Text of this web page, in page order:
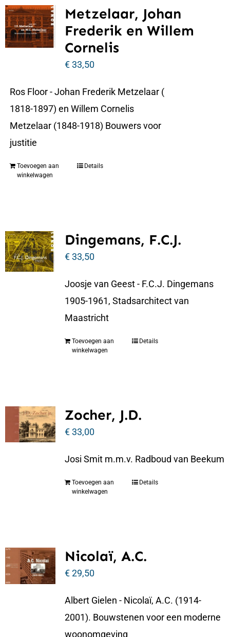
Metzelaar, Johan
Frederik en Willem
Cornelis
€33,50
Ros Floor - Johan Frederik Metzelaar (
1818-1897) en Willem Cornelis
Metzelaar (1848-1918) Bouwers voor
justitie
Toevoegen aan
winkelwagen
Details
Dingemans, F.C.J.
€33,50
Joosje van Geest - F.C.J. Dingemans
1905-1961, Stadsarchitect van
Maastricht
Toevoegen aan
winkelwagen
Details
Zocher, J.D.
€33,00
Josi Smit m.m.v. Radboud van Beekum
Toevoegen aan
winkelwagen
Details
Nicolaï, A.C.
€29,50
Albert Gielen - Nicolaï, A.C. (1914-
2001). Bouwstenen voor een moderne
woonomgeving